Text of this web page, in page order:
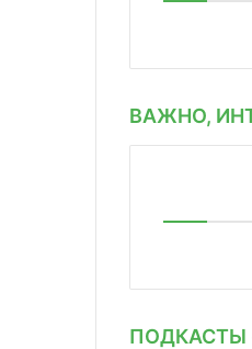
ВАЖНО,
ПОДКАСТЫ